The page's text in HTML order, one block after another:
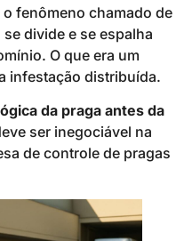
fenômeno chamado de
divide e se espalha
O que era um
infestação distribuída.
da praga antes da
ser inegociável na
de controle de pragas